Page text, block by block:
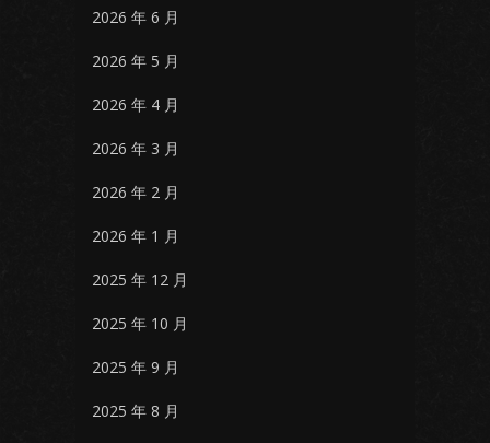
2026 年 6 月
2026 年 5 月
2026 年 4 月
2026 年 3 月
2026 年 2 月
2026 年 1 月
2025 年 12 月
2025 年 10 月
2025 年 9 月
2025 年 8 月